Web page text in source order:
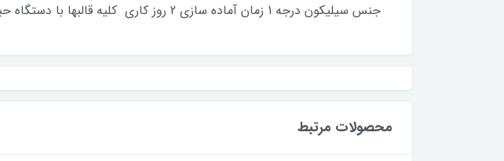
جنس سیلیکون درجه 1 زمان آماده سازی 2 روز کاری کلیه قالبها با دستگاه حباب گیری میشود سایز تقریبی کوچک : ارتفاع 6 سانت بزرگ: ارتفاع 10 سانت
محصولات مرتبط